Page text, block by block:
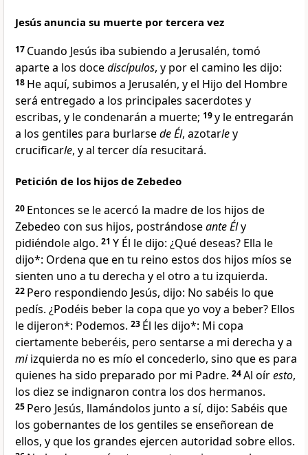
Jesús anuncia su muerte por tercera vez
17 Cuando Jesús iba subiendo a Jerusalén, tomó
aparte a los docediscípulos, y por el camino les dijo:
18 He aquí, subimos a Jerusalén, y el Hijo del Hombre
será entregado a los principales sacerdotes y
escribas, y le condenarán a muerte; 19y le entregarán
a los gentiles para burlarsede Él, azotarley
crucificarle, y al tercer día resucitará.
Petición de los hijos de Zebedeo
20 Entonces se le acercó la madre de los hijos de
Zebedeo con sus hijos, postrándoseante Ély
pidiéndole algo. 21 Y Él le dijo: ¿Qué deseas? Ella le
dijo*: Ordena que en tu reino estos dos hijos míos se
sienten uno a tu derecha y el otro a tu izquierda.
22 Pero respondiendo Jesús, dijo: No sabéis lo que
pedís. ¿Podéis beber la copa que yo voy a beber? Ellos
le dijeron*: Podemos. 23 Él les dijo*: Mi copa
ciertamente beberéis, pero sentarse a mi derecha y a
miizquierda no es mío el concederlo, sino que es para
quienes ha sido preparado por mi Padre. 24Al oíresto,
los diez se indignaron contra los dos hermanos.
25 Pero Jesús, llamándolos junto a sí, dijo: Sabéis que
los gobernantes de los gentiles se enseñorean de
ellos, y que los grandes ejercen autoridad sobre ellos.